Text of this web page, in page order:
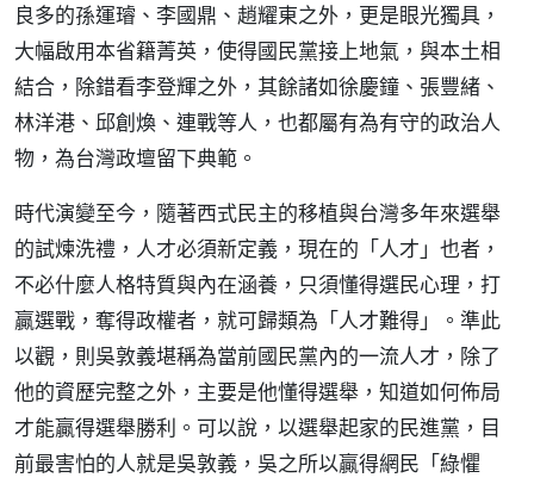
良多的孫運璿、李國鼎、趙耀東之外，更是眼光獨具，
大幅啟用本省籍菁英，使得國民黨接上地氣，與本土相
結合，除錯看李登輝之外，其餘諸如徐慶鐘、張豐緒、
林洋港、邱創煥、連戰等人，也都屬有為有守的政治人
物，為台灣政壇留下典範。
時代演變至今，隨著西式民主的移植與台灣多年來選舉
的試煉洗禮，人才必須新定義，現在的「人才」也者，
不必什麼人格特質與內在涵養，只須懂得選民心理，打
贏選戰，奪得政權者，就可歸類為「人才難得」。準此
以觀，則吳敦義堪稱為當前國民黨內的一流人才，除了
他的資歷完整之外，主要是他懂得選舉，知道如何佈局
才能贏得選舉勝利。可以說，以選舉起家的民進黨，目
前最害怕的人就是吳敦義，吳之所以贏得網民「綠懼